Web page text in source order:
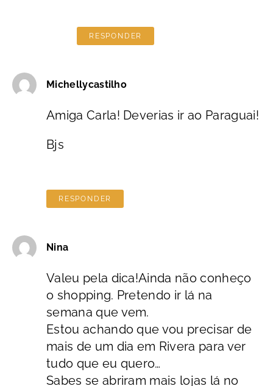
RESPONDER
Michellycastilho
Amiga Carla! Deverias ir ao Paraguai!
Bjs
RESPONDER
Nina
Valeu pela dica!Ainda não conheço
o shopping. Pretendo ir lá na
semana que vem.
Estou achando que vou precisar de
mais de um dia em Rivera para ver
tudo que eu quero…
Sabes se abriram mais lojas lá no